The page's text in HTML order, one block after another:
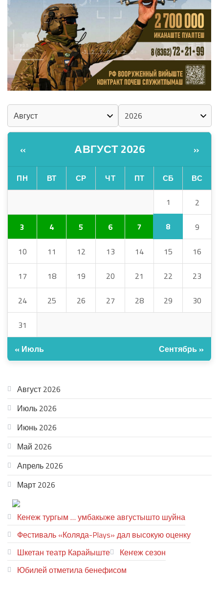
« АВГУСТ 2026 »
ПН ВТ СР ЧТ ПТ СБ ВС
1 2
3 4 5 6 7 8 9
10 11 12 13 14 15 16
17 18 19 20 21 22 23
24 25 26 27 28 29 30
31
« Июль Сентябрь »
Август 2026
Июль 2026
Июнь 2026
Май 2026
Апрель 2026
Март 2026
Кеҥеж тургым … умбакыже августышто шуйна
Фестиваль «Коляда-Plays» дал высокую оценку
Шкетан театр Карайыште
Кеҥеж сезон
Юбилей отметила бенефисом